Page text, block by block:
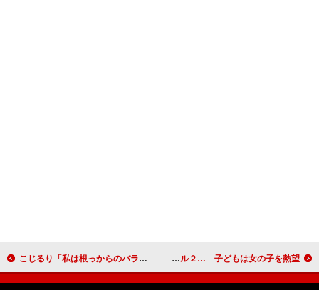
こじるり「私は根っからのバラエティー人間」 歌に挑戦した過去は「なかったことに…」 りゅうちぇる、学生時代の成績はオール２… 子どもは女の子を熱望！